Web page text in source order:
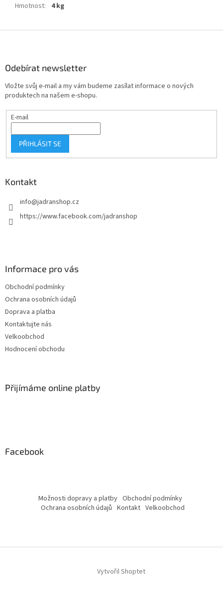
Hmotnost: 4 kg
Odebírat newsletter
Vložte svůj e-mail a my vám budeme zasílat informace o nových
produktech na našem e-shopu.
E-mail
PŘIHLÁSIT SE
Kontakt
info@jadranshop.cz
https://www.facebook.com/jadranshop
Informace pro vás
Obchodní podmínky
Ochrana osobních údajů
Doprava a platba
Kontaktujte nás
Velkoobchod
Hodnocení obchodu
Přijímáme online platby
Facebook
Možnosti dopravy a platby Obchodní podmínky
Ochrana osobních údajů Kontakt Velkoobchod
Vytvořil Shoptet